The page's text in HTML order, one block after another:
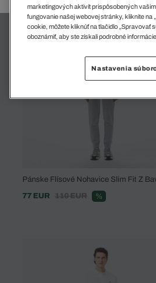
Pánske Flísové Nohavice Slim Fit Z
77 EUR
110 EUR %
marketingových aktivít prispôsobených
fungovanie našej webovej stránky, kliknite
cookie, môžete kliknúť na tlačidlo „Spravovať
oboznámiť, aby ste získali podrobné
Nastavenia